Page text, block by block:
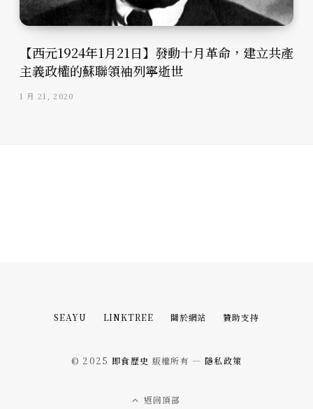
【西元1924年1月21日】發動十月革命，建立共產
主義政權的蘇聯領袖列寧逝世
1 月 21, 2020
SEAYU LINKTREE 關於網站 贊助支持
© 2025 即食歷史 版權所有 — 隱私政策
返回頂部